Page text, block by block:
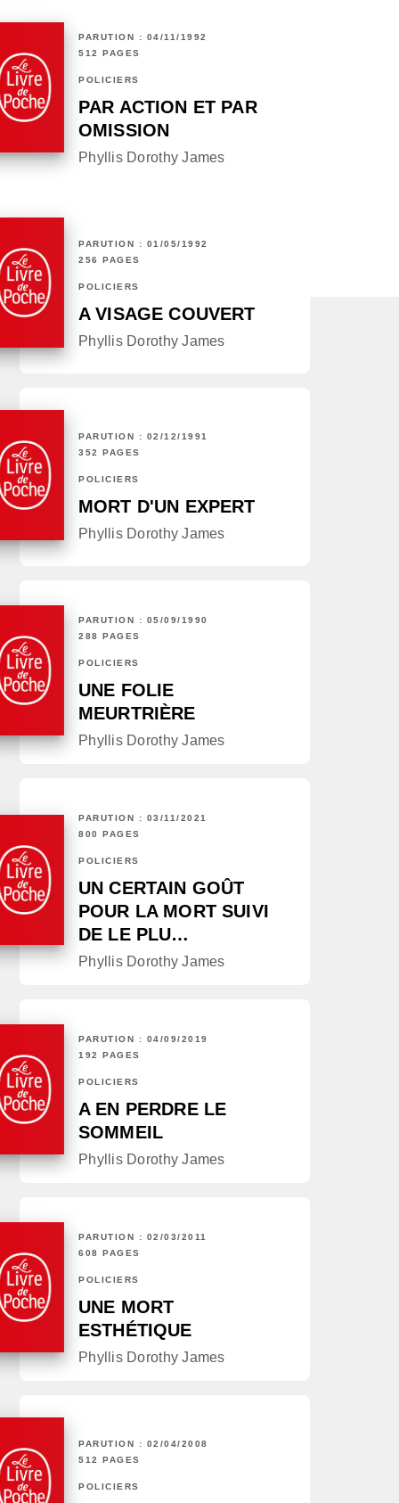
PARUTION : 04/11/1992
512 PAGES
POLICIERS
PAR ACTION ET PAR
OMISSION
Phyllis Dorothy James
PARUTION : 01/05/1992
256 PAGES
POLICIERS
A VISAGE COUVERT
Phyllis Dorothy James
PARUTION : 02/12/1991
352 PAGES
POLICIERS
MORT D'UN EXPERT
Phyllis Dorothy James
PARUTION : 05/09/1990
288 PAGES
POLICIERS
UNE FOLIE
MEURTRIÈRE
Phyllis Dorothy James
PARUTION : 03/11/2021
800 PAGES
POLICIERS
UN CERTAIN GOÛT
POUR LA MORT SUIVI
DE LE PLU…
Phyllis Dorothy James
PARUTION : 04/09/2019
192 PAGES
POLICIERS
A EN PERDRE LE
SOMMEIL
Phyllis Dorothy James
PARUTION : 02/03/2011
608 PAGES
POLICIERS
UNE MORT
ESTHÉTIQUE
Phyllis Dorothy James
PARUTION : 02/04/2008
512 PAGES
POLICIERS